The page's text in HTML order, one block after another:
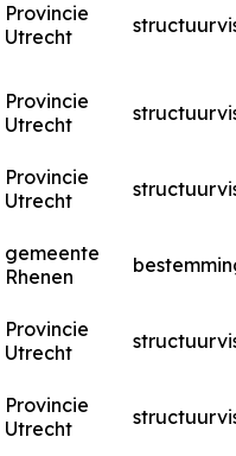
Provincie
Utrecht
Provincie
Utrecht
Provincie
Utrecht
gemeente
Rhenen
Provincie
Utrecht
Provincie
Utrecht